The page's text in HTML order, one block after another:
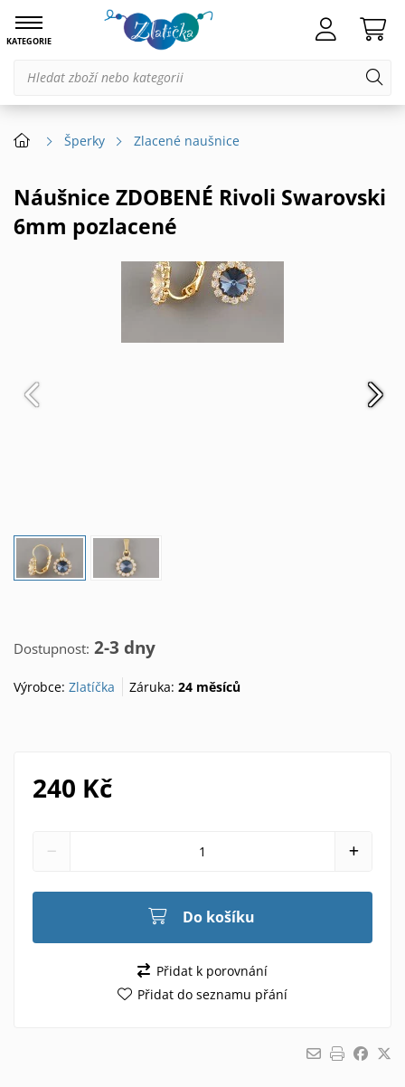
KATEGORIE
Šperky Zlacené naušnice
Náušnice ZDOBENÉ Rivoli Swarovski
6mm pozlacené
Dostupnost: 2-3 dny
Výrobce: Zlatíčka Záruka:24 měsíců
240 Kč
Do košíku
Přidat k porovnání
Přidat do seznamu přání